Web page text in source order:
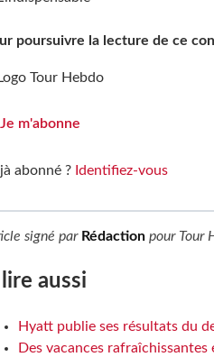
poursuivre la lecture de ce
Je m'abonne
abonné ? Identifiez-vous
signé par Rédactionpour Tour
aussi
Hyatt publie ses résultats du
Des vacances